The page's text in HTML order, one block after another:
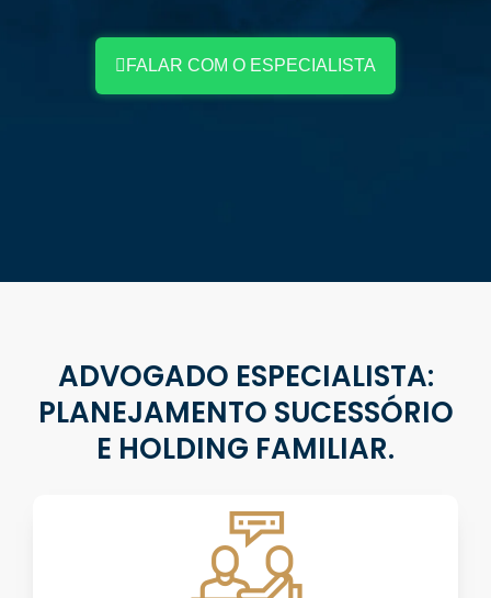
FALAR COM O ESPECIALISTA
ADVOGADO ESPECIALISTA:
PLANEJAMENTO SUCESSÓRIO
E HOLDING FAMILIAR.